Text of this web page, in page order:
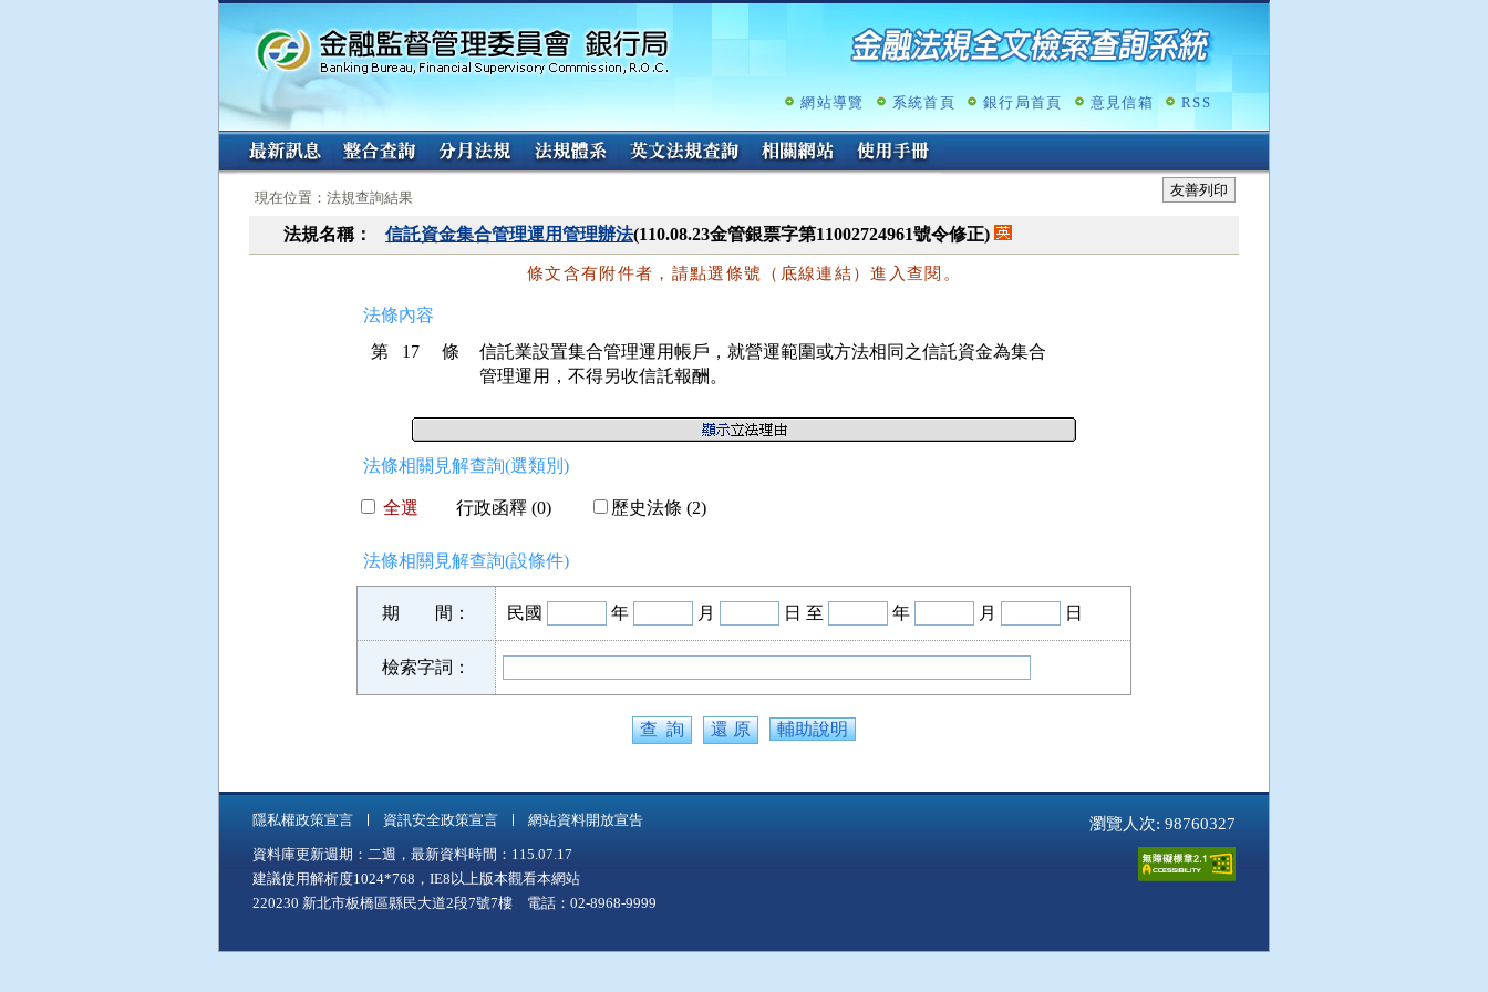
跳
容
網站導覽 系統首頁 銀行局首頁 意見信箱 RSS
:::
現在位置：法規查詢結果 友善列印
法規名稱： 信託資金集合管理運用管理辦法(110.08.23金管銀票字第11002724961號令修正)
條文含有附件者，請點選條號（底線連結）進入查閱。
法條內容
第 17 條
信託業設置集合管理運用帳戶，就營運範圍或方法相同之信託資金為集合
管理運用，不得另收信託報酬。
法條相關見解查詢(選類別)
全選 行政函釋 (0) 歷史法條 (2)
法條相關見解查詢(設條件)
期 間： 民國 年 月 日 至 年 月 日
檢索字詞：
輔助說明
隱私權政策宣言 資訊安全政策宣言 網站資料開放宣告 瀏覽人次: 98760327
資料庫更新週期：二週，最新資料時間：115.07.17
建議使用解析度1024*768，IE8以上版本觀看本網站
220230 新北市板橋區縣民大道2段7號7樓 電話：02-8968-9999